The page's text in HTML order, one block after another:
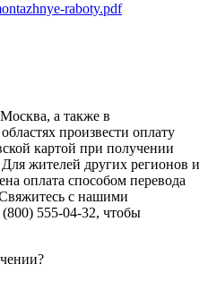
raboty.pdf
а также в
произвести оплату
картой при получении
жителей других регионов и
оплата способом перевода
с нашими
555-04-32, чтобы